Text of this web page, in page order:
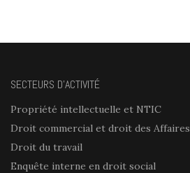
SECTEURS D’ACTIVITÉ
Propriété intellectuelle et NTIC
Droit commercial et droit des Affaires
Droit du travail
Enquête interne en droit social